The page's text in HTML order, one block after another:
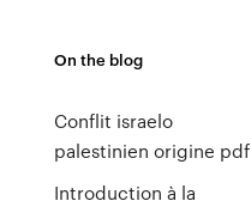
On the blog
Conflit israelo
palestinien origine pdf
Introduction à la